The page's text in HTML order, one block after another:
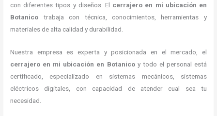
con diferentes tipos y diseños. El cerrajero en mi ubicación en
Botanico trabaja con técnica, conocimientos, herramientas y
materiales de alta calidad y durabilidad.
Nuestra empresa es experta y posicionada en el mercado, el
cerrajero en mi ubicación en Botanicoy todo el personal está
certificado, especializado en sistemas mecánicos, sistemas
eléctricos digitales, con capacidad de atender cual sea tu
necesidad.